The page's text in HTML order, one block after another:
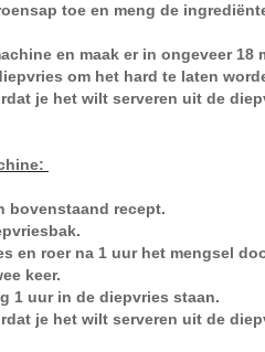
toe en meng de
en maak er in ongeveer 18
om het hard te laten
je het wilt serveren uit de
bovenstaand recept.
en roer na 1 uur het mengsel
keer.
1 uur in de diepvries staan.
je het wilt serveren uit de